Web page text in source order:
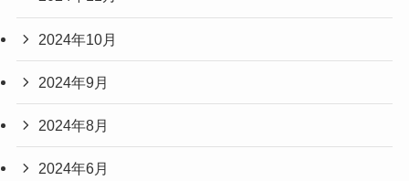
2024年10月
2024年9月
2024年8月
2024年6月